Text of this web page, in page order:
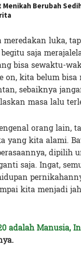
Menikah Berubah
luka,
saja
bisa sewaktu-
on, kita belum
sebaiknya
masa lalu
orang lain,
yang kita alami.
saja. Ingat,
kita menjadi
adalah Manusia,